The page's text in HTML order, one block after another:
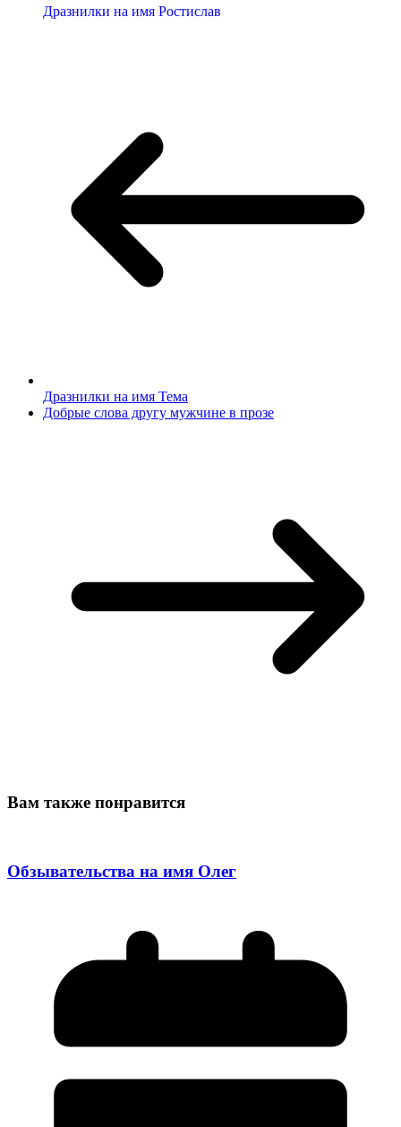
Дразнилки на имя Ростислав
Дразнилки на имя Тема
Добрые слова другу мужчине в прозе
Вам также понравится
Обзывательства на имя Олег